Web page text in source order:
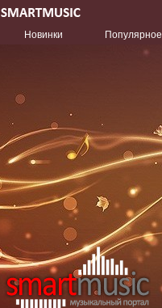
Новинки Популярное